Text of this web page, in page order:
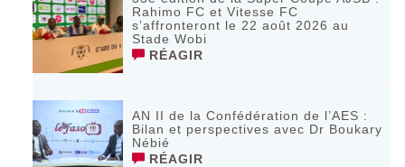
Rahimo FC et Vitesse FC
s’affronteront le 22 août 2026 au
Stade Wobi
RÉAGIR
AN II de la Confédération de l’AES :
Bilan et perspectives avec Dr Boukary
Nébié
RÉAGIR